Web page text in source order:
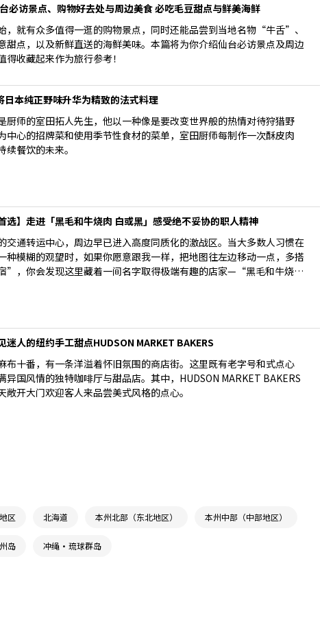
必访景点、购物好去处与周边美食 必吃毛豆甜点与鲜美海鲜
，就有众多值得一逛的购物景点，同时还能品尝到当地名物“牛舌”、
甜点，以及新鲜直送的海鲜美味。本篇将为你介绍仙台必访景点及周边
得收藏起来作为旅行参考！
日本纯正野味升华为精致的法式料理
厨师的室田拓人先生，他以一种像是要改变世界般的热情对待狩猎野
中心的招牌菜和使用季节性食材的菜单，室田厨师每制作一次酥皮肉
餐饮的未来。
选】走进「黑毛和牛烧肉 白或黑」感受绝不妥协的职人精神
交通转运中心，周边早已进入高度同质化的激战区。当大多数人习惯在
种模糊的观望时，如果你愿意跟我一样，把地图往左边移动一点，多搭
”，你会发现这里藏着一间名字取得极端有趣的店家—“黑毛和牛烧肉
迷人的纽约手工甜点HUDSON MARKET BAKERS
布十番，有一条洋溢着怀旧氛围的商店街。这里既有老字号和式点心
异国风情的独特咖啡厅与甜品店。其中，HUDSON MARKET BAKERS
敞开大门欢迎客人来品尝美式风格的点心。
区 北海道 本州北部（东北地区） 本州中部（中部地区）
岛 冲绳・琉球群岛